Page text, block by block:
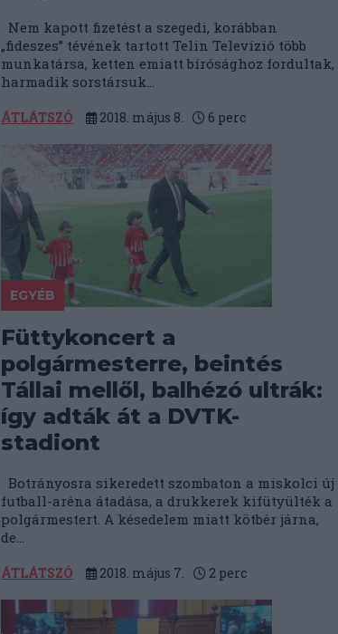
Nem kapott fizetést a szegedi, korábban
„fideszes” tévének tartott Telin Televízió több
munkatársa, ketten emiatt bírósághoz fordultak,
harmadik sorstársuk...
ÁTLÁTSZÓ 2018. május 8. 6 perc
EGYÉB
Füttykoncert a
polgármesterre, beintés
Tállai mellől, balhézó ultrák:
így adták át a DVTK-
stadiont
Botrányosra sikeredett szombaton a miskolci új
futball-aréna átadása, a drukkerek kifütyülték a
polgármestert. A késedelem miatt kötbér járna,
de...
ÁTLÁTSZÓ 2018. május 7. 2 perc